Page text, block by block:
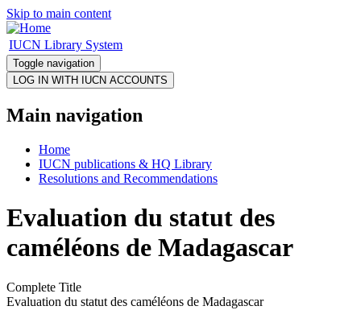
Skip to main content
IUCN Library System
Toggle navigation
Main navigation
Home
IUCN publications & HQ Library
Resolutions and Recommendations
Evaluation du statut des
caméléons de Madagascar
Complete Title
Evaluation du statut des caméléons de Madagascar